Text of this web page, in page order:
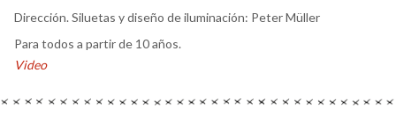
Dirección. Siluetas y diseño de iluminación: Peter Müller
Para todos a partir de 10 años.
Video